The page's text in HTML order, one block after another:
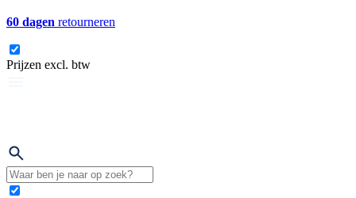
60 dagen retourneren
Prijzen excl. btw